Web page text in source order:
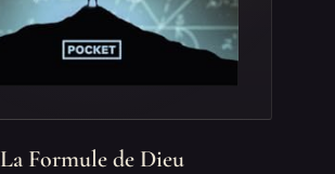
La Formule de Dieu